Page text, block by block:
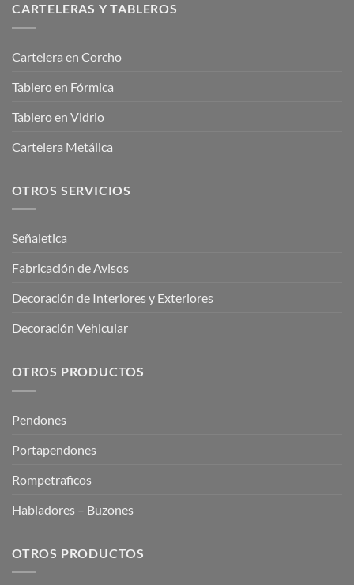
CARTELERAS Y TABLEROS
Cartelera en Corcho
Tablero en Fórmica
Tablero en Vidrio
Cartelera Metálica
OTROS SERVICIOS
Señaletica
Fabricación de Avisos
Decoración de Interiores y Exteriores
Decoración Vehicular
OTROS PRODUCTOS
Pendones
Portapendones
Rompetraficos
Habladores – Buzones
OTROS PRODUCTOS